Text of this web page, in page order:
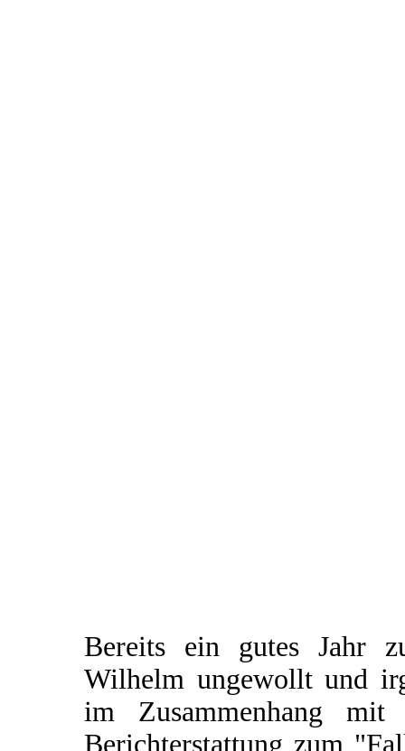
Bereits ein gutes Jahr
Wilhelm ungewollt und
im Zusammenhang mit
Berichterstattung zum